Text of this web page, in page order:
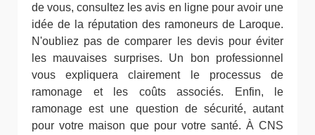
de vous, consultez les avis en ligne pour avoir une
idée de la réputation des ramoneurs de Laroque.
N'oubliez pas de comparer les devis pour éviter
les mauvaises surprises. Un bon professionnel
vous expliquera clairement le processus de
ramonage et les coûts associés. Enfin, le
ramonage est une question de sécurité, autant
pour votre maison que pour votre santé. À CNS